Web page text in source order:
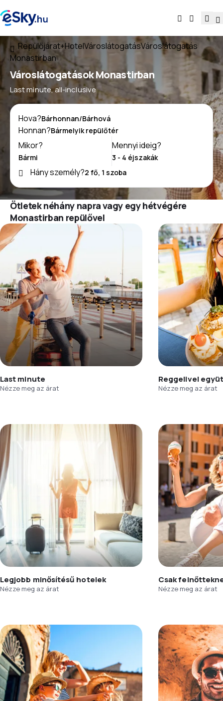
Repülőjárat+HotelVároslátogatásVároslátogatás
Monastirban
Városlátogatások Monastirban
Last minute, all-inclusive
Hova?
Honnan?
Mikor?
Mennyi ideig?
Hány személy?
Ötletek néhány napra vagy egy hétvégére
Monastirban repülővel
Last minute
Nézze meg az árat
Reggelivel
Nézze meg az árat
Legjobb minősítésű hotelek
Nézze meg az árat
Csak
Nézze meg az árat